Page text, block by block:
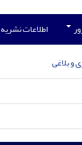
اطلاعات نشریه